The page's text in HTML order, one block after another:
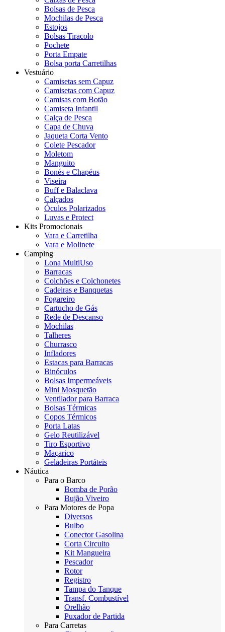
Bolsas de Pesca
Mochilas de Pesca
Estojos
Bolsas Tiracolo
Pochete
Porta Empate
Bolsa porta Carretilhas
Vestuário
Camisetas sem Capuz
Camisetas com Capuz
Camisas com Botão
Camiseta Infantil
Calça de Pesca
Capa de Chuva
Jaqueta Corta Vento
Colete Pescador
Moletom
Manguito
Bonés e Chapéus
Viseira
Buff e Balaclava
Calçados
Óculos Polarizados
Luvas e Protect
Kits Promocionais
Vara e Carretilha
Vara e Molinete
Camping
Lona MultiUso
Barracas
Colchões e Colchonetes
Cadeiras e Banquetas
Fogareiro
Cartucho de Gás
Rede de Descanso
Mochilas
Talheres
Churrasco
Infladores
Estacas para Barracas
Binóculos
Bolsas Impermeáveis
Mini Mosquetão
Ventilador para Barraca
Bolsas Térmicas
Copos Térmicos
Porta Latas
Gelo Reutilizável
Tiro Esportivo
Maçarico
Geladeiras Portáteis
Náutica
Para o Barco
Bomba de Porão
Bujão Viveiro
Para Motores de Popa
Diversos
Bulbo
Conector Gasolina
Corta Circuito
Kit Mangueira
Pescador
Rotor
Registro
Tampa do Tanque
Transf. Combustível
Orelhão
Puxador de Partida
Para Carretas